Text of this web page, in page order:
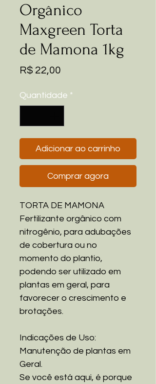
Orgânico
Maxgreen Torta
de Mamona 1kg
R$ 22,00
Quantidade *
Adicionar ao carrinho
Comprar agora
TORTA DE MAMONA
Fertilizante orgânico com
nitrogênio, para adubações
de cobertura ou no
momento do plantio,
podendo ser utilizado em
plantas em geral, para
favorecer o crescimento e
brotações.
Indicações de Uso:
Manutenção de plantas em
Geral.
Se você está aqui, é porque